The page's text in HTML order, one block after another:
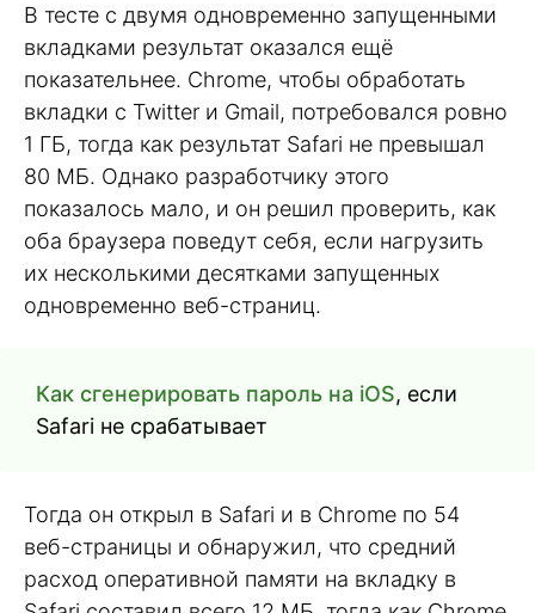
В тесте с двумя одновременно запущенными
вкладками результат оказался ещё
показательнее. Chrome, чтобы обработать
вкладки с Twitter и Gmail, потребовался ровно
1 ГБ, тогда как результат Safari не превышал
80 МБ. Однако разработчику этого
показалось мало, и он решил проверить, как
оба браузера поведут себя, если нагрузить
их несколькими десятками запущенных
одновременно веб-страниц.
Как сгенерировать пароль на iOS, если
Safari не срабатывает
Тогда он открыл в Safari и в Chrome по 54
веб-страницы и обнаружил, что средний
расход оперативной памяти на вкладку в